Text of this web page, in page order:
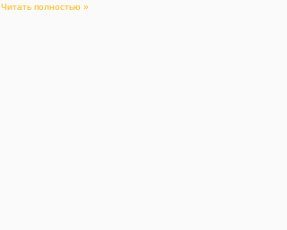
Читать полностью »